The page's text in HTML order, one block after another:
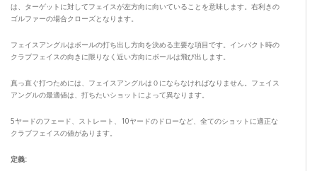
は、ターゲットに対してフェイスが左方向に向いていることを意味します。右利きの
ゴルファーの場合クローズとなります。
フェイスアングルはボールの打ち出し方向を決める主要な項目です。インパクト時の
クラブフェイスの向きに限りなく近い方向にボールは飛び出します。
真っ直ぐ打つためには、フェイスアングルは０にならなければなりません。フェイス
アングルの最適値は、打ちたいショットによって異なります。
5ヤードのフェード、ストレート、10ヤードのドローなど、全てのショットに適正な
クラブフェイスの値があります。
定義: